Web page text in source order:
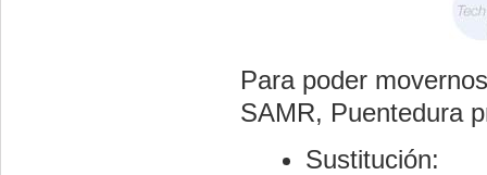
Para poder
SAMR, Puentedura
Sustitución: